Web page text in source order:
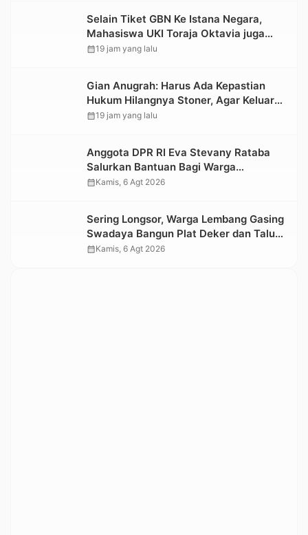
Selain Tiket GBN Ke Istana Negara,
Mahasiswa UKI Toraja Oktavia juga
Lolos ke Pekan Seni Mahasiswa
calendar_month19 jam yang lalu
Gian Anugrah: Harus Ada Kepastian
Hukum Hilangnya Stoner, Agar Keluarga
tidak Larut dalam Trauma dan
calendar_month19 jam yang lalu
Anggota DPR RI Eva Stevany Rataba
Salurkan Bantuan Bagi Warga
Terdampak Longsor di Buntu Pepasan
calendar_monthKamis, 6 Agt 2026
Sering Longsor, Warga Lembang Gasing
Swadaya Bangun Plat Deker dan Talut
Jalan Penghubung Antar Lembang
calendar_monthKamis, 6 Agt 2026